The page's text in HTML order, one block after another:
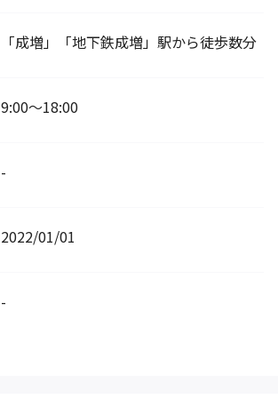
「成増」「地下鉄成増」駅から徒歩数分
9:00～18:00
-
2022/01/01
-